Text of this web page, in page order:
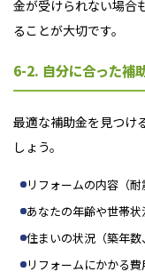
金が受けられない場合
ることが大切です。
6-2. 自分に合った補
最適な補助金を見つけ
しょう。
リフォームの内容（
あなたの年齢や世帯状
住まいの状況（築年数
リフォームにかかる費